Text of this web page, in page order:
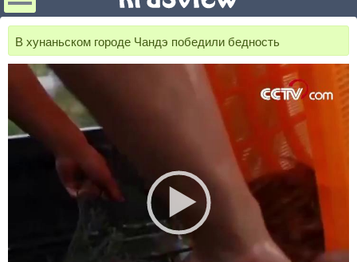
В хунаньском городе Чандэ победили бедность